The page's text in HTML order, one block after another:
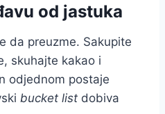
od jastuka
da preuzme. Sakupite
skuhajte kakao i
odjednom postaje
bucket list dobiva